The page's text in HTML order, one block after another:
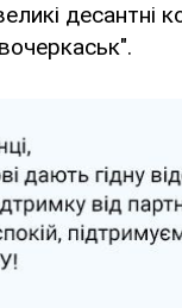
десантні